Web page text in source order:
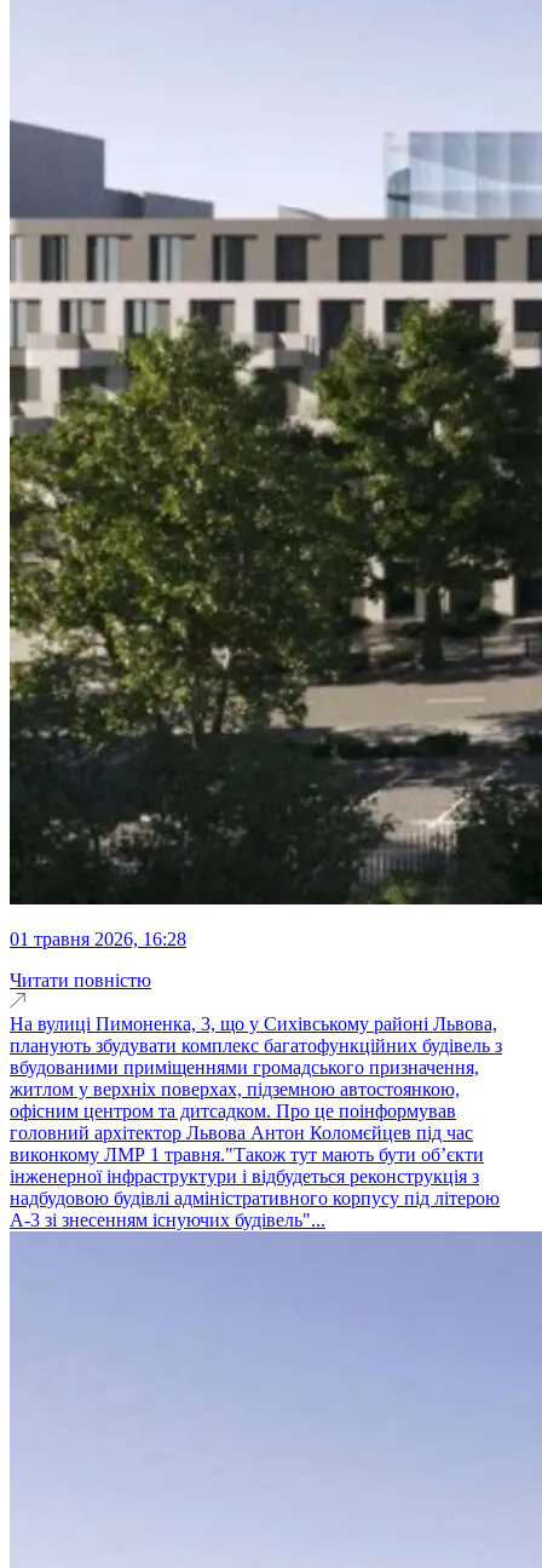
01 травня 2026, 16:28
Читати повністю
На вулиці Пимоненка, 3, що у Сихівському районі Львова,
планують збудувати комплекс багатофункційних будівель з
вбудованими приміщеннями громадського призначення,
житлом у верхніх поверхах, підземною автостоянкою,
офісним центром та дитсадком. Про це поінформував
головний архітектор Львова Антон Коломєйцев під час
виконкому ЛМР 1 травня."Також тут мають бути об’єкти
інженерної інфраструктури і відбудеться реконструкція з
надбудовою будівлі адміністративного корпусу під літерою
А-3 зі знесенням існуючих будівель"...